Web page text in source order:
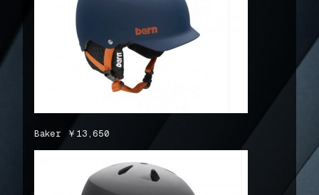
Baker ￥13,650